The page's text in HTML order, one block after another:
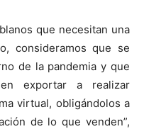
que necesitan una
consideramos que se
de la pandemia y que
exportar a realizar
virtual, obligándolos a
de lo que venden”,